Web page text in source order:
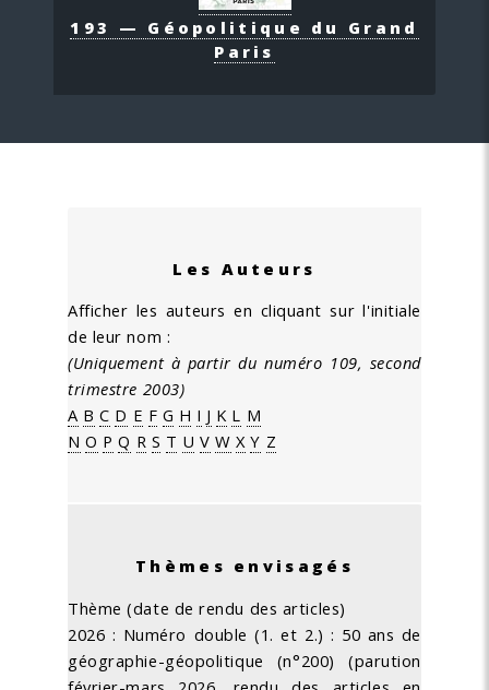
193 — Géopolitique du Grand
Paris
Les Auteurs
Afficher les auteurs en cliquant sur l'initiale
de leur nom :
(Uniquement à partir du numéro 109, second
trimestre 2003)
A B C D E F G H I J K L M
N O P Q R S T U V W X Y Z
Thèmes envisagés
Thème (date de rendu des articles)
2026 : Numéro double (1. et 2.) : 50 ans de
géographie-géopolitique (n°200) (parution